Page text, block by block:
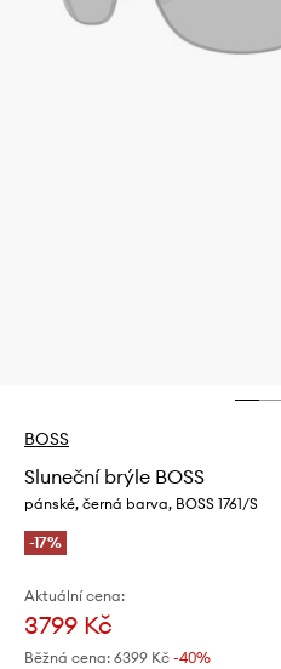
BOSS
Sluneční brýle BOSS
pánské, černá barva, BOSS 1761/S
-17%
Aktuální cena:
3799 Kč
Běžná cena: 6399 Kč -40%